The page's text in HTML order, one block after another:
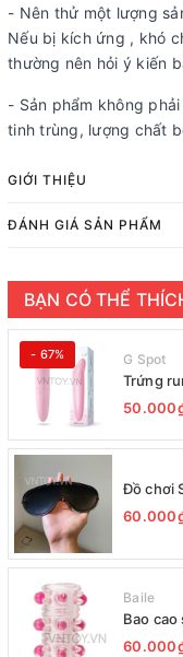
- Nên thử một lượng
Nếu bị kích ứng , khó
thường nên hỏi ý kiến
- Sản phẩm không
tinh trùng, lượng chất
GIỚI THIỆU
ĐÁNH GIÁ SẢN PHẨM
BẠN CÓ THỂ
- 67% G Spot
Trứng
Đồ chơi
Baile
Bao cao